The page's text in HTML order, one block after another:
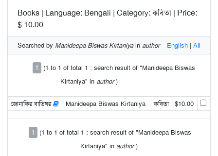
Books | Language: Bengali | Category: কবিতা | Price:
$ 10.00
Searched by Manideepa Biswas Kirtaniyain author English | All
1
(1 to 1 of total 1 : search result of "Manideepa Biswas
Kirtaniya" in author)
জোনাকির বাতিঘর Manideepa Biswas Kirtaniya কবিতা $10.00
1
(1 to 1 of total 1 : search result of "Manideepa Biswas
Kirtaniya" in author)